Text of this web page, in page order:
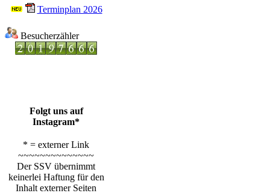
Terminplan 2026
Besucherzähler
Folgt uns auf
Instagram*
* = externer Link
~~~~~~~~~~~~~~
Der SSV übernimmt
keinerlei Haftung für den
Inhalt externer Seiten